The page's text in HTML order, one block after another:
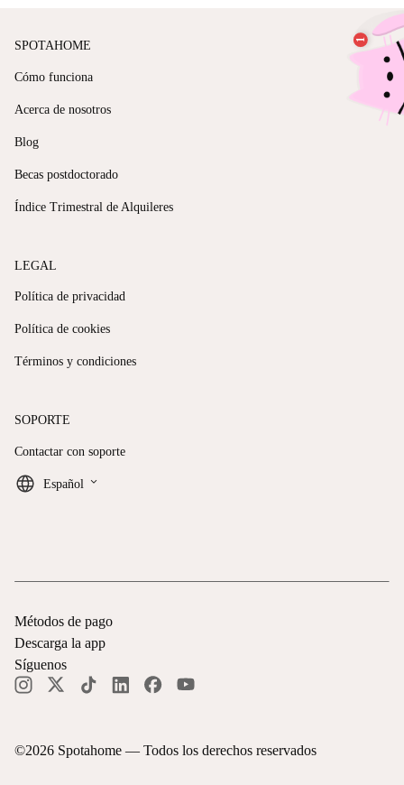
SPOTAHOME
Cómo funciona
Acerca de nosotros
Blog
Becas postdoctorado
Índice Trimestral de Alquileres
LEGAL
Política de privacidad
Política de cookies
Términos y condiciones
SOPORTE
Contactar con soporte
Español keyboard_arrow_down
©2026 Spotahome — Todos los derechos reservados
Métodos de pago
Descarga la app
Síguenos